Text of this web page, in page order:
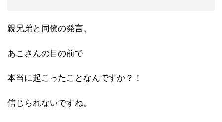
親兄弟と同僚の発言、
あこさんの目の前で
本当に起こったことなんですか？！
信じられないですね。